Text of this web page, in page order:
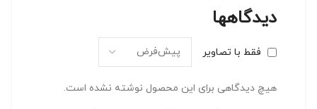
دیدگاهها
فقط با تصاویر
هیچ دیدگاهی برای این محصول نوشته نشده است.